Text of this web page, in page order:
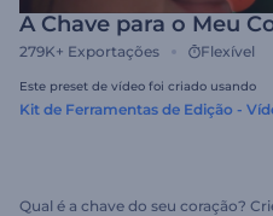
A Chave para o Meu
279K+ Exportações Flexível
Este preset de vídeo foi criado usando
Kit de Ferramentas de Edição -
Qual é a chave do seu coração?